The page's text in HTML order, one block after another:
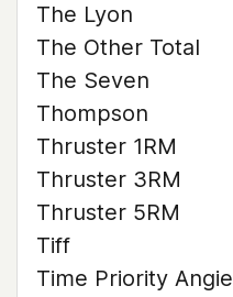
The Lyon
The Other Total
The Seven
Thompson
Thruster 1RM
Thruster 3RM
Thruster 5RM
Tiff
Time Priority Angie